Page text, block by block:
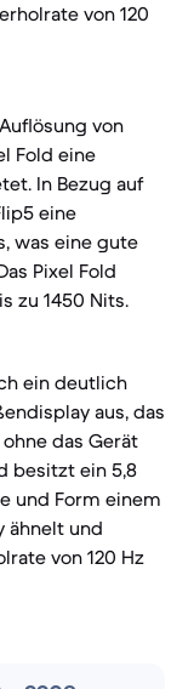
von 120
von
Fold eine
In Bezug auf
eine
was eine gute
Pixel Fold
zu 1450 Nits.
ein deutlich
aus, das
das Gerät
besitzt ein 5,8
und Form einem
ähnelt und
von 120 Hz